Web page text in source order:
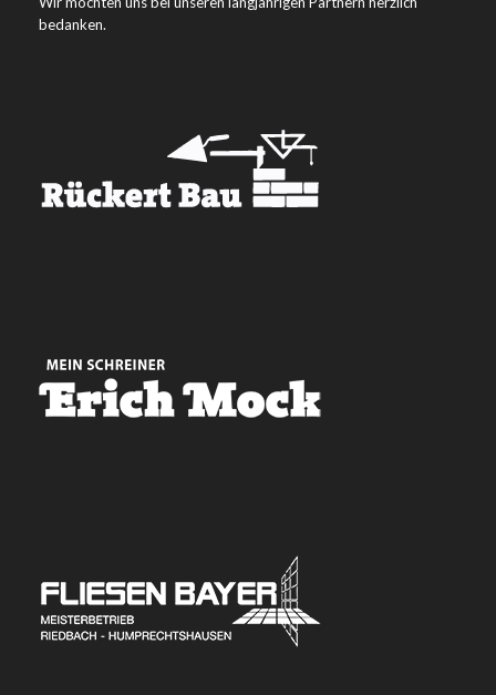
bedanken.